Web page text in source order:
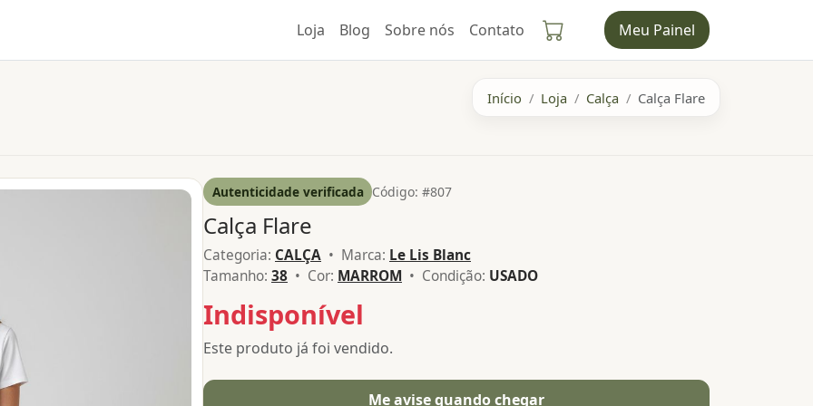
Loja Blog Sobre nós Contato Meu Painel
Início Loja Calça Calça Flare
Autenticidade verificada Código: #807
Calça Flare
Categoria: CALÇA • Marca: Le Lis Blanc
Tamanho: 38 • Cor: MARROM • Condição: USADO
Indisponível
Este produto já foi vendido.
Me avise quando chegar